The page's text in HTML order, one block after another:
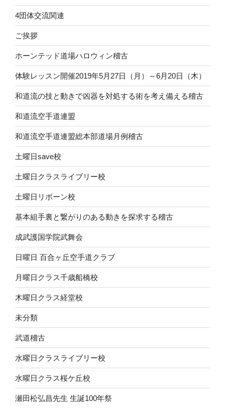
4団体交流関連
ご挨拶
ホーンテッド道場ハロウィン稽古
体験レッスン開催2019年5月27日（月）～6月20日（木）
和道流の技と動きで凶器を対処する術を考え備える稽古
和道流空手道連盟
和道流空手道連盟総本部道場月例稽古
土曜日save校
土曜日クラスライブリー校
土曜日リボーン校
基本組手裏と繋がりのある動きを探求する稽古
成武護国学院武舞会
日曜日 百合ヶ丘空手道クラブ
月曜日クラス千歳船橋校
木曜日クラス経堂校
未分類
武道稽古
水曜日クラスライブリー校
水曜日クラス桜ケ丘校
瀬田松弘昌先生 生誕100年祭